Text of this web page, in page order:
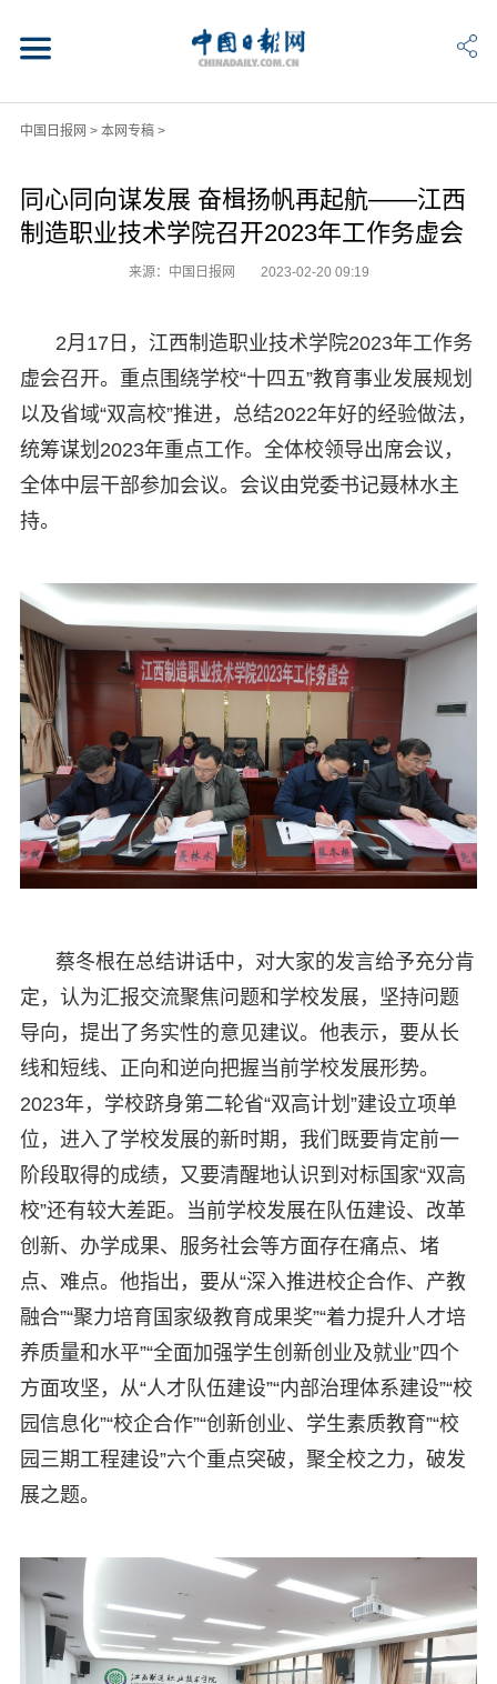
中国日报网 > 本网专稿>
同心同向谋发展 奋楫扬帆再起航——江西
制造职业技术学院召开2023年工作务虚会
来源：中国日报网 2023-02-20 09:19
2月17日，江西制造职业技术学院2023年工作务
虚会召开。重点围绕学校“十四五”教育事业发展规划
以及省域“双高校”推进，总结2022年好的经验做法，
统筹谋划2023年重点工作。全体校领导出席会议，
全体中层干部参加会议。会议由党委书记聂林水主
持。
蔡冬根在总结讲话中，对大家的发言给予充分肯
定，认为汇报交流聚焦问题和学校发展，坚持问题
导向，提出了务实性的意见建议。他表示，要从长
线和短线、正向和逆向把握当前学校发展形势。
2023年，学校跻身第二轮省“双高计划”建设立项单
位，进入了学校发展的新时期，我们既要肯定前一
阶段取得的成绩，又要清醒地认识到对标国家“双高
校”还有较大差距。当前学校发展在队伍建设、改革
创新、办学成果、服务社会等方面存在痛点、堵
点、难点。他指出，要从“深入推进校企合作、产教
融合”“聚力培育国家级教育成果奖”“着力提升人才培
养质量和水平”“全面加强学生创新创业及就业”四个
方面攻坚，从“人才队伍建设”“内部治理体系建设”“校
园信息化”“校企合作”“创新创业、学生素质教育”“校
园三期工程建设”六个重点突破，聚全校之力，破发
展之题。